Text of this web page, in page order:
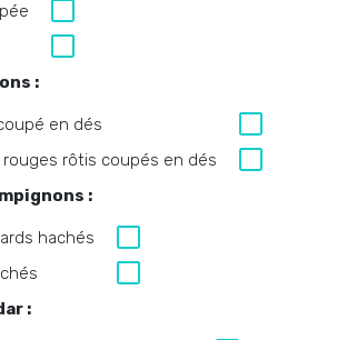
:
en dés
rôtis coupés en dés
:
hachés
: